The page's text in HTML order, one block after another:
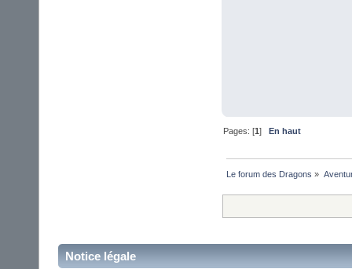
Pages: [1]En haut
Le forum des Dragons »
Notice légale